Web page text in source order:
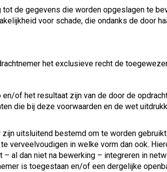
de gegevens die worden opgeslagen te
voor schade, die ondanks de door
het exclusieve recht de
of het resultaat zijn van de door de
die bij deze voorwaarden en de wet
uitsluitend bestemd om te worden
verveelvoudigen in welke vorm dan ook.
al dan niet na bewerking – integreren in
is toegestaan en/of een dergelijke